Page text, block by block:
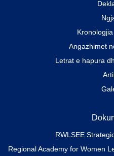
Angazhimet
Letrat e hapura
RWLSEE
Regional Academy for Women